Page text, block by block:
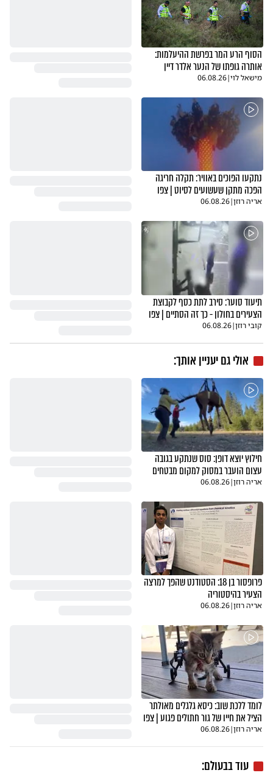
הסוף הרע המר בפרשת ההיעלמות:
אותרה גופתו של הנער אלדר דיין
מישאל לוי|
06.08.26
נתקעו הפוכים באוויר: תקלה חריגה
הפכה מתקן שעשועים לסיוט | צפו
אריה רוזן|
06.08.26
תיעוד סוער: סירב לתת כסף לקבוצת
הצעירים בחולון - כך זה הסתיים | צפו
קובי רוזן|
06.08.26
אולי גם יעניין אותך:
חילוץ יוצא דופן: סוס שנתקע בגובה
עצום הועבר במסוק למקום מבטחים
אריה רוזן|
06.08.26
פרופסור בן 18: הסטודנט שהפך למרצה
הצעיר בהיסטוריה
אריה רוזן|
06.08.26
לומד ללכת שוב: כיסא גלגלים מאולתר
הציל את חייו של גור חתולים פגוע | צפו
אריה רוזן|
06.08.26
עוד בבעולם: